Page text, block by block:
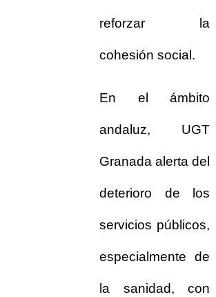
reforzar la
cohesión social.
En el ámbito
andaluz, UGT
Granada alerta del
deterioro de los
servicios públicos,
especialmente de
la sanidad, con